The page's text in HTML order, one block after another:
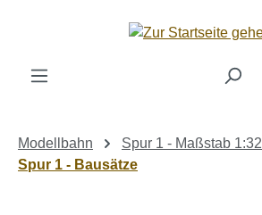
Zum Hauptinhalt springen
Modellbahn
Spur 1 - Maßstab 1:32
Spur 1 - Bausätze